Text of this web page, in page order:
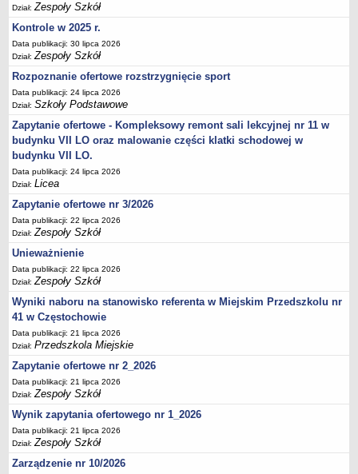
Dział:Zespoły Szkół
Kontrole w 2025 r.
Data publikacji: 30 lipca 2026
Dział:Zespoły Szkół
Rozpoznanie ofertowe rozstrzygnięcie sport
Data publikacji: 24 lipca 2026
Dział:Szkoły Podstawowe
Zapytanie ofertowe - Kompleksowy remont sali lekcyjnej nr 11 w
budynku VII LO oraz malowanie części klatki schodowej w
budynku VII LO.
Data publikacji: 24 lipca 2026
Dział:Licea
Zapytanie ofertowe nr 3/2026
Data publikacji: 22 lipca 2026
Dział:Zespoły Szkół
Unieważnienie
Data publikacji: 22 lipca 2026
Dział:Zespoły Szkół
Wyniki naboru na stanowisko referenta w Miejskim Przedszkolu nr
41 w Częstochowie
Data publikacji: 21 lipca 2026
Dział:Przedszkola Miejskie
Zapytanie ofertowe nr 2_2026
Data publikacji: 21 lipca 2026
Dział:Zespoły Szkół
Wynik zapytania ofertowego nr 1_2026
Data publikacji: 21 lipca 2026
Dział:Zespoły Szkół
Zarządzenie nr 10/2026